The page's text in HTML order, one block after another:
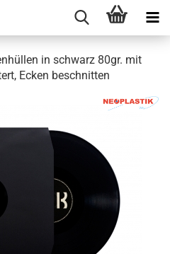
in schwarz 80gr. mit
Ecken beschnitten